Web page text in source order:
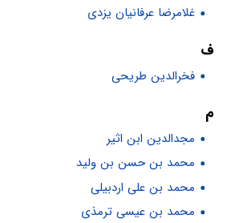
غلامرضا عرفانیان یزدی
ف
فخرالدین طریحی
م
مجدالدین ابن اثیر
محمد بن حسن بن ولید
محمد بن علی اردبیلی
محمد بن عیسی ترمذی